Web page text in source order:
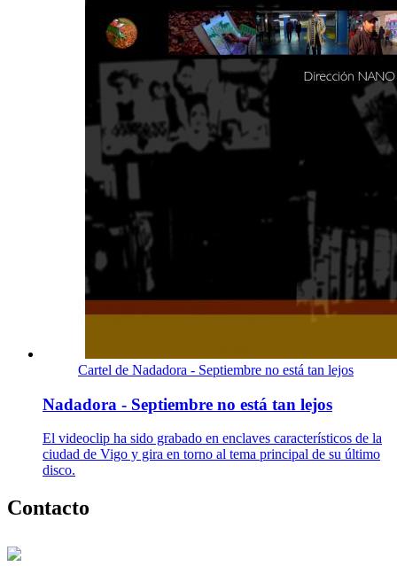
Cartel de Nadadora - Septiembre no está tan lejos
Nadadora - Septiembre no está tan lejos
El videoclip ha sido grabado en enclaves característicos de la
ciudad de Vigo y gira en torno al tema principal de su último
disco.
Contacto